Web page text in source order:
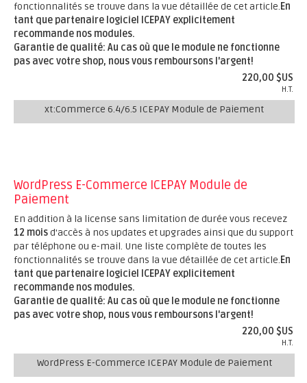
fonctionnalités se trouve dans la vue détaillée de cet article.En
tant que partenaire logiciel ICEPAY explicitement
recommande nos modules.
Garantie de qualité: Au cas où que le module ne fonctionne
pas avec votre shop, nous vous remboursons l'argent!
220,00 $US
H.T.
xt:Commerce 6.4/6.5 ICEPAY Module de Paiement
WordPress E-Commerce ICEPAY Module de
Paiement
En addition à la license sans limitation de durée vous recevez
12 moisd'accès à nos updates et upgrades ainsi que du support
par téléphone ou e-mail. Une liste complète de toutes les
fonctionnalités se trouve dans la vue détaillée de cet article.En
tant que partenaire logiciel ICEPAY explicitement
recommande nos modules.
Garantie de qualité: Au cas où que le module ne fonctionne
pas avec votre shop, nous vous remboursons l'argent!
220,00 $US
H.T.
WordPress E-Commerce ICEPAY Module de Paiement